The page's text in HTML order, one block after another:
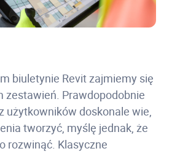
biuletynie Revit zajmiemy się
zestawień. Prawdopodobnie
użytkowników doskonale wie,
tworzyć, myślę jednak, że
rozwinąć. Klasyczne